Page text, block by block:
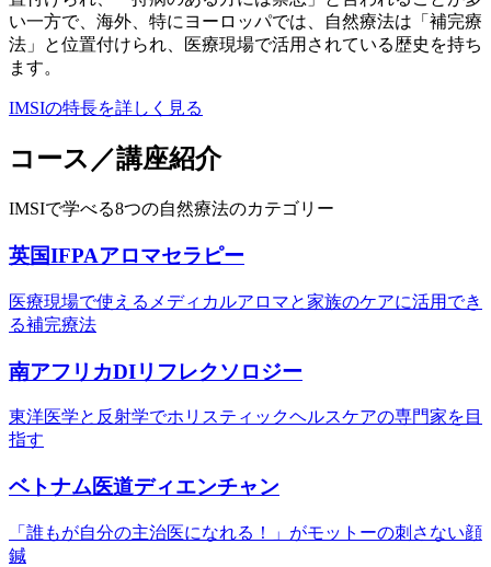
い一方で、海外、特にヨーロッパでは、自然療法は「補完療
法」と位置付けられ、医療現場で活用されている歴史を持ち
ます。
IMSIの特長を詳しく見る
コース／講座紹介
IMSIで学べる8つの自然療法のカテゴリー
英国IFPAアロマセラピー
医療現場で使えるメディカルアロマと家族のケアに活用でき
る補完療法
南アフリカDIリフレクソロジー
東洋医学と反射学でホリスティックヘルスケアの専門家を目
指す
ベトナム医道ディエンチャン
「誰もが自分の主治医になれる！」がモットーの刺さない顔
鍼